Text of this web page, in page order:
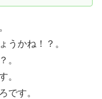
うかね！？。
。
。
です。